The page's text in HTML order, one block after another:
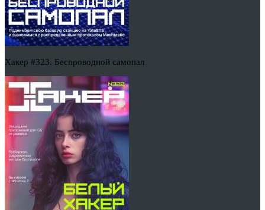
Хакер #323. Беспроводной самопал